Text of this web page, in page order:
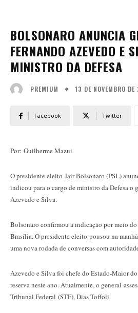
BOLSONARO ANUNCIA
FERNANDO AZEVEDO E
MINISTRO DA DEFESA
PREMIUM 13 DE NOVEMBRO
Facebook Twitter
Por: Guilherme Mazui
O presidente eleito Jair Bolsonaro (PSL)
indicou para o cargo de ministro da Defesa o
Azevedo e Silva.
Bolsonaro confirmou a indicação por meio
Brasília. O presidente eleito pousou na
uma nova rodada de conversas com
Azevedo e Silva foi chefe do Estado-Maior
reserva neste ano. Atualmente, o general
Tribunal Federal (STF), Dias Toffoli.